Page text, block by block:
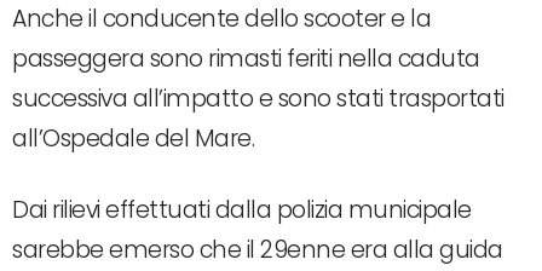
Anche il conducente dello scooter e la
passeggera sono rimasti feriti nella caduta
successiva all’impatto e sono stati trasportati
all’Ospedale del Mare.
Dai rilievi effettuati dalla polizia municipale
sarebbe emerso che il 29enne era alla guida